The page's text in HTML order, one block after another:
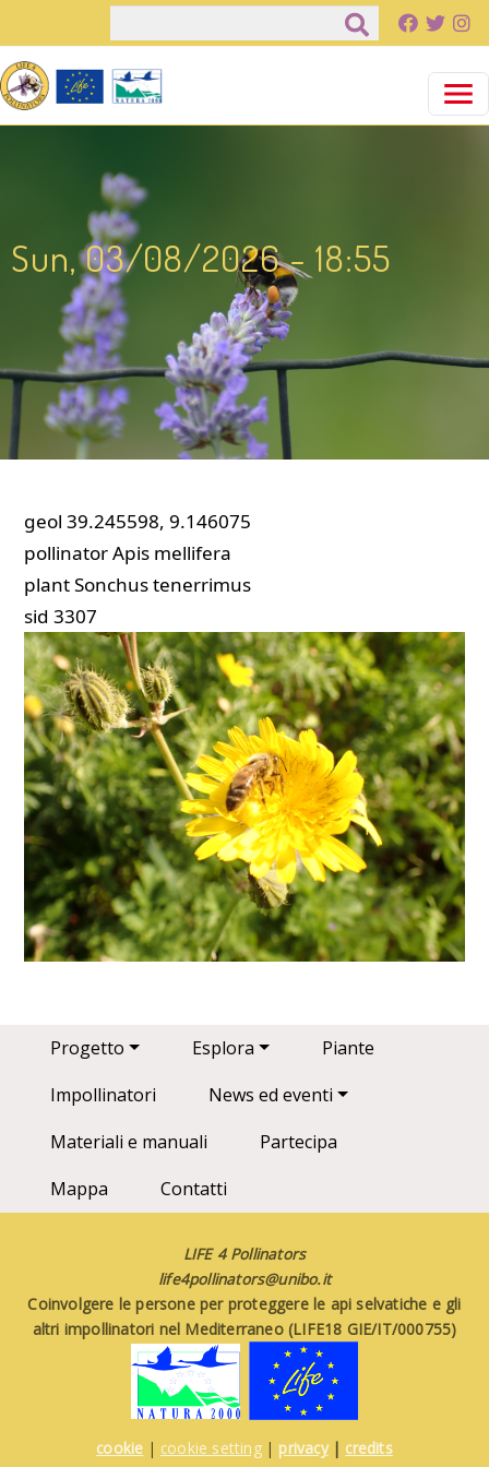
Salta al contenuto principale
Sun, 03/08/2026 - 18:55
geol 39.245598, 9.146075
pollinatorApis mellifera
plantSonchus tenerrimus
sid 3307
Main navigation
Progetto Esplora
Piante
Impollinatori
News ed eventi
Materiali e manuali
Partecipa
Mappa
Contatti
LIFE 4 Pollinators
life4pollinators@unibo.it
Coinvolgere le persone per proteggere le api selvatiche e gli
altri impollinatori nel Mediterraneo (LIFE18 GIE/IT/000755)
cookie | cookie setting| privacy| credits